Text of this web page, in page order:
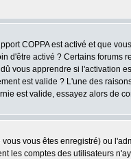
COPPA est activé et que
d'être activé ? Certains forums
vous apprendre si l'activation
est valide ? L'une des
est valide, essayez alors de
vous êtes enregistré) ou
les comptes des utilisateurs